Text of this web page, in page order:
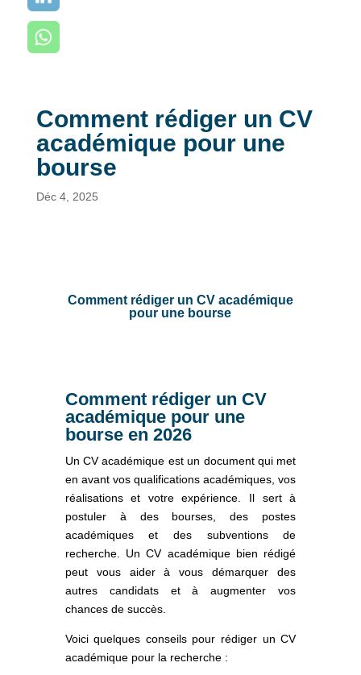
Comment rédiger un CV
académique pour une
bourse
Déc 4, 2025
Comment rédiger un CV académique
pour une bourse
Comment rédiger un CV
académique pour une
bourse en 2026
Un CV académique est un document qui met
en avant vos qualifications académiques, vos
réalisations et votre expérience. Il sert à
postuler à des bourses, des postes
académiques et des subventions de
recherche. Un CV académique bien rédigé
peut vous aider à vous démarquer des
autres candidats et à augmenter vos
chances de succès.
Voici quelques conseils pour rédiger un CV
académique pour la recherche :